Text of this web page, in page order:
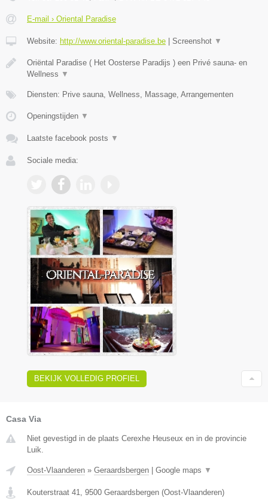
E-mail › Oriental Paradise
Website: http://www.oriental-paradise.be Screenshot ▼
Oriëntal Paradise ( Het Oosterse Paradijs ) een Privé sauna- en
Wellness ▼
Diensten: Prive sauna, Wellness, Massage, Arrangementen
Openingstijden ▼
Laatste facebook posts ▼
Sociale media:
BEKIJK VOLLEDIG PROFIEL
Casa Via
Niet gevestigd in de plaats Cerexhe Heuseux en in de provincie
Luik.
Oost-Vlaanderen » Geraardsbergen Google maps ▼
Kouterstraat 41, 9500 Geraardsbergen (Oost-Vlaanderen)